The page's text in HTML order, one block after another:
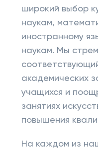
широкий выбор
наукам,
иностранному
наукам. Мы
академических
учащихся и
занятиях
повышения
На каждом из